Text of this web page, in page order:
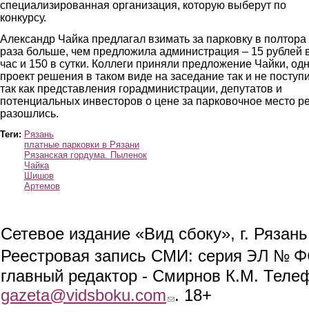
специализированная организация, которую выберут по
конкурсу.
Александр Чайка предлагал взимать за парковку в полтора
раза больше, чем предложила администрация – 15 рублей
час и 150 в сутки. Коллеги приняли предложение Чайки,
проект решения в таком виде на заседание так и не
так как представления горадминистрации, депутатов и
потенциальных инвесторов о цене за парковочное место
разошлись.
Теги: Рязань
платные парковки в Рязани
Рязанская гордума. Пыленок
Чайка
Шишов
Артемов
Сетевое издание «Вид сбоку», г.
Реестровая запись СМИ: серия ЭЛ №
главный редактор - Смирнов К.М.
gazeta@vidsboku.com (link sends e-mail)
. 18+